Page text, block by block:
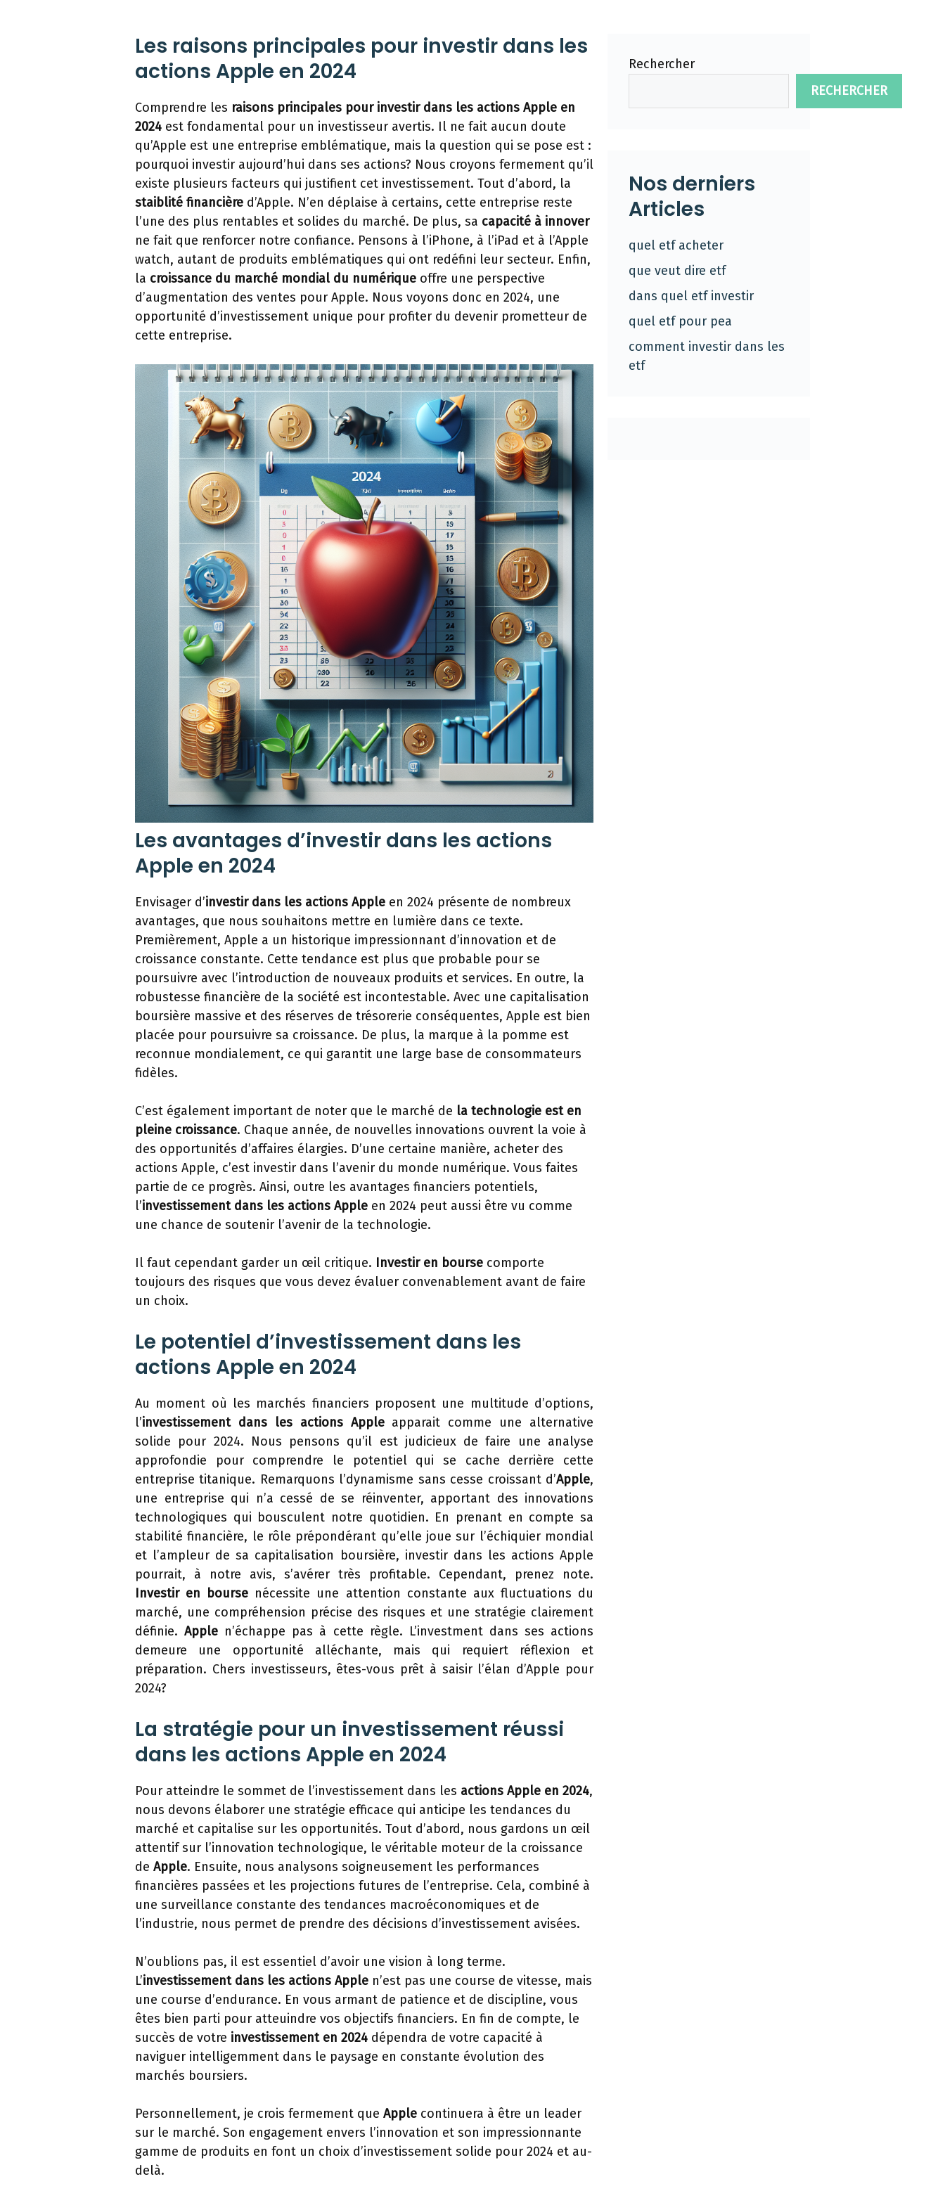
Les raisons principales pour investir dans les
actions Apple en 2024
Comprendre les raisons principales pour investir dans les actions Apple en
2024 est fondamental pour un investisseur avertis. Il ne fait aucun doute
qu’Apple est une entreprise emblématique, mais la question qui se pose est :
pourquoi investir aujourd’hui dans ses actions? Nous croyons fermement qu’il
existe plusieurs facteurs qui justifient cet investissement. Tout d’abord, la
staiblité financière d’Apple. N’en déplaise à certains, cette entreprise reste
l’une des plus rentables et solides du marché. De plus, sa capacité à innover
ne fait que renforcer notre confiance. Pensons à l’iPhone, à l’iPad et à l’Apple
watch, autant de produits emblématiques qui ont redéfini leur secteur. Enfin,
la croissance du marché mondial du numérique offre une perspective
d’augmentation des ventes pour Apple. Nous voyons donc en 2024, une
opportunité d’investissement unique pour profiter du devenir prometteur de
cette entreprise.
Les avantages d’investir dans les actions
Apple en 2024
Envisager d’investir dans les actions Apple en 2024 présente de nombreux
avantages, que nous souhaitons mettre en lumière dans ce texte.
Premièrement, Apple a un historique impressionnant d’innovation et de
croissance constante. Cette tendance est plus que probable pour se
poursuivre avec l’introduction de nouveaux produits et services. En outre, la
robustesse financière de la société est incontestable. Avec une capitalisation
boursière massive et des réserves de trésorerie conséquentes, Apple est bien
placée pour poursuivre sa croissance. De plus, la marque à la pomme est
reconnue mondialement, ce qui garantit une large base de consommateurs
fidèles.
C’est également important de noter que le marché de la technologie est en
pleine croissance. Chaque année, de nouvelles innovations ouvrent la voie à
des opportunités d’affaires élargies. D’une certaine manière, acheter des
actions Apple, c’est investir dans l’avenir du monde numérique. Vous faites
partie de ce progrès. Ainsi, outre les avantages financiers potentiels,
l’investissement dans les actions Apple en 2024 peut aussi être vu comme
une chance de soutenir l’avenir de la technologie.
Il faut cependant garder un œil critique. Investir en bourse comporte
toujours des risques que vous devez évaluer convenablement avant de faire
un choix.
Le potentiel d’investissement dans les
actions Apple en 2024
Au moment où les marchés financiers proposent une multitude d’options,
l’investissement dans les actions Appleapparait comme une alternative
solide pour 2024. Nous pensons qu’il est judicieux de faire une analyse
approfondie pour comprendre le potentiel qui se cache derrière cette
entreprise titanique. Remarquons l’dynamisme sans cesse croissant d’Apple,
une entreprise qui n’a cessé de se réinventer, apportant des innovations
technologiques qui bousculent notre quotidien. En prenant en compte sa
stabilité financière, le rôle prépondérant qu’elle joue sur l’échiquier mondial
et l’ampleur de sa capitalisation boursière, investir dans les actions Apple
pourrait, à notre avis, s’avérer très profitable. Cependant, prenez note.
Investir en bourse nécessite une attention constante aux fluctuations du
marché, une compréhension précise des risques et une stratégie clairement
définie.Apple n’échappe pas à cette règle. L’investment dans ses actions
demeure une opportunité alléchante, mais qui requiert réflexion et
préparation. Chers investisseurs, êtes-vous prêt à saisir l’élan d’Apple pour
2024?
La stratégie pour un investissement réussi
dans les actions Apple en 2024
Pour atteindre le sommet de l’investissement dans les actions Apple en 2024,
nous devons élaborer une stratégie efficace qui anticipe les tendances du
marché et capitalise sur les opportunités. Tout d’abord, nous gardons un œil
attentif sur l’innovation technologique, le véritable moteur de la croissance
de Apple. Ensuite, nous analysons soigneusement les performances
financières passées et les projections futures de l’entreprise. Cela, combiné à
une surveillance constante des tendances macroéconomiques et de
l’industrie, nous permet de prendre des décisions d’investissement avisées.
N’oublions pas, il est essentiel d’avoir une vision à long terme.
L’investissement dans les actions Apple n’est pas une course de vitesse, mais
une course d’endurance. En vous armant de patience et de discipline, vous
êtes bien parti pour atteuindre vos objectifs financiers. En fin de compte, le
succès de votre investissement en 2024 dépendra de votre capacité à
naviguer intelligemment dans le paysage en constante évolution des
marchés boursiers.
Personnellement, je crois fermement que Apple continuera à être un leader
sur le marché. Son engagement envers l’innovation et son impressionnante
gamme de produits en font un choix d’investissement solide pour 2024 et au-
delà.
Rechercher
RECHERCHER
Nos derniers
Articles
quel etf acheter
que veut dire etf
dans quel etf investir
quel etf pour pea
comment investir dans les
etf